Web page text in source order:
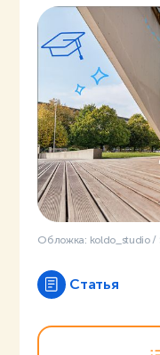
Обложка: koldo_studio /
Статья